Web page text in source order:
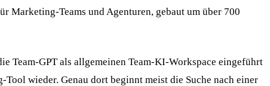
Marketing-Teams und Agenturen, gebaut um über 700
Team-GPT als allgemeinen Team-KI-Workspace eingeführt
wieder. Genau dort beginnt meist die Suche nach einer